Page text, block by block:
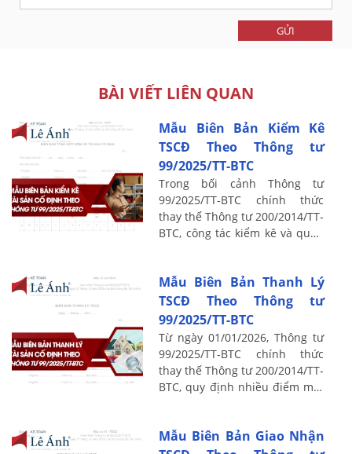
GỬI
BÀI VIẾT LIÊN QUAN
Mẫu Biên Bản Kiểm Kê
TSCĐ Theo Thông tư
99/2025/TT-BTC
Trong bối cảnh Thông tư
99/2025/TT-BTC chính thức
thay thế Thông tư 200/2014/TT-
BTC, công tác kiểm kê và quản
đảm bảo minh ...
Mẫu Biên Bản Thanh Lý
TSCĐ Theo Thông tư
99/2025/TT-BTC
Từ ngày 01/01/2026, Thông tư
99/2025/TT-BTC chính thức
thay thế Thông tư 200/2014/TT-
BTC, quy định nhiều điểm mới
và chứng ...
Mẫu Biên Bản Giao Nhận